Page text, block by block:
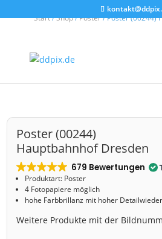
Start/Shop/Poster/ Poster (00244)
Poster (00244)
Hauptbahnhof Dresden
679 Bewertungen
Produktart: Poster
4 Fotopapiere möglich
hohe Farbbrillanz mit hoher
Weitere Produkte mit der